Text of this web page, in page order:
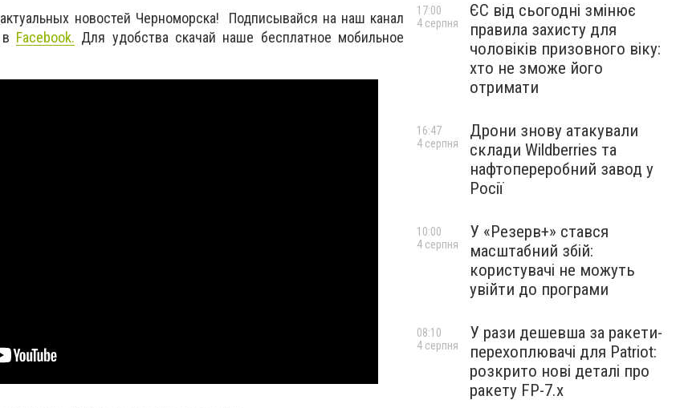
новостей Черноморска! Подписывайся на наш канал
Facebook. Для удобства скачай наше бесплатное мобильное
ЄС від сьогодні змінює
правила захисту для
чоловіків призовного віку:
хто не зможе його
отримати
17:00
4 серпня
Дрони знову атакували
склади Wildberries та
нафтопереробний завод у
Росії
16:47
4 серпня
У «Резерв+» стався
масштабний збій:
користувачі не можуть
увійти до програми
10:00
4 серпня
У рази дешевша за ракети-
перехоплювачі для Patriot:
розкрито нові деталі про
ракету FP-7.x
08:10
4 серпня